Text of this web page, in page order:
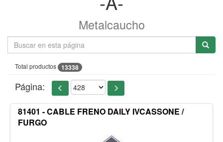
Metalcaucho
Total productos 13338
Página:
81401 - CABLE FRENO DAILY IVCASSONE /
FURGO